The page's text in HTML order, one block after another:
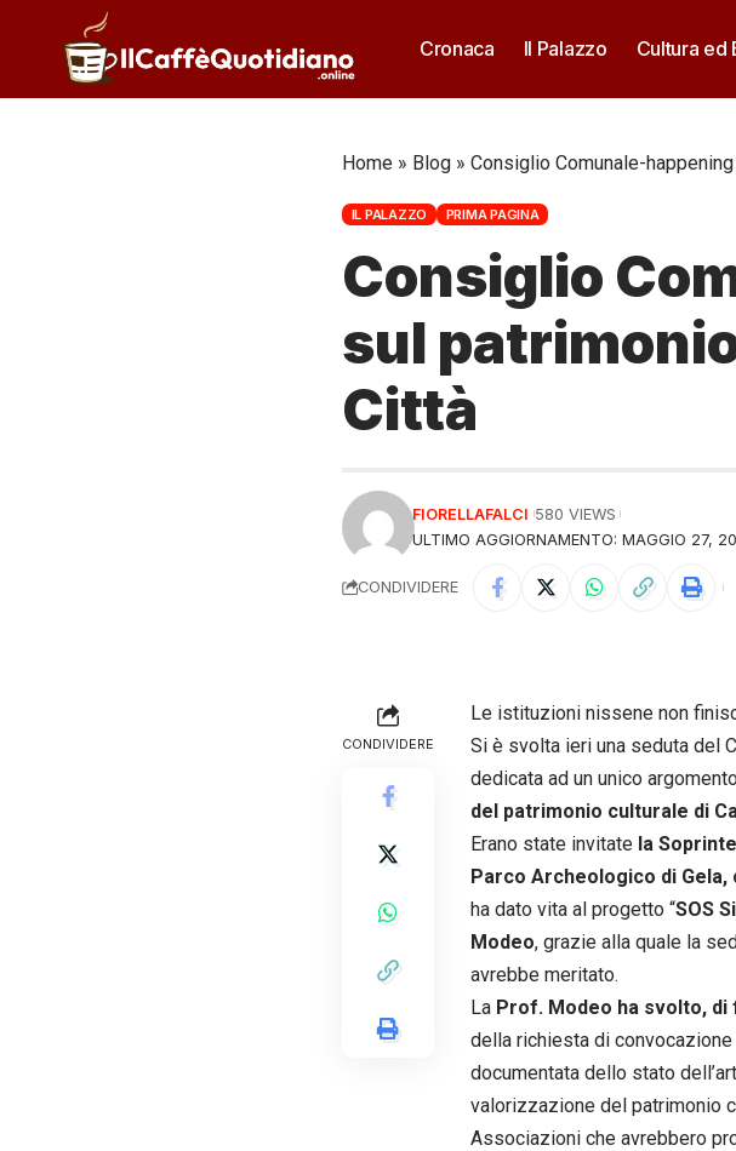
Cronaca Il Palazzo Cultura ed
Home » Blog » Consiglio Comunale-
IL PALAZZO PRIMA PAGINA
Consiglio
sul
Città
ULTIMO AGGIORNAMENTO: MAGGIO 27,
FIORELLAFALCI 580 VIEWS
CONDIVIDERE
CONDIVIDERE
Le istituzioni nissene non
Si è svolta ieri una seduta del
dedicata ad un unico
del patrimonio culturale di
Erano state invitate la
Parco Archeologico di
ha dato vita al progetto “SOS
Modeo, grazie alla quale la
avrebbe meritato.
La Prof. Modeo ha svolto,
della richiesta di
documentata dello stato
valorizzazione del patrimonio
Associazioni che avrebbero